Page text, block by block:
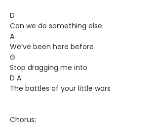
D
Can we do something else
A
We’ve been here before
G
Stop dragging me into
D A
The battles of your little wars
Chorus: